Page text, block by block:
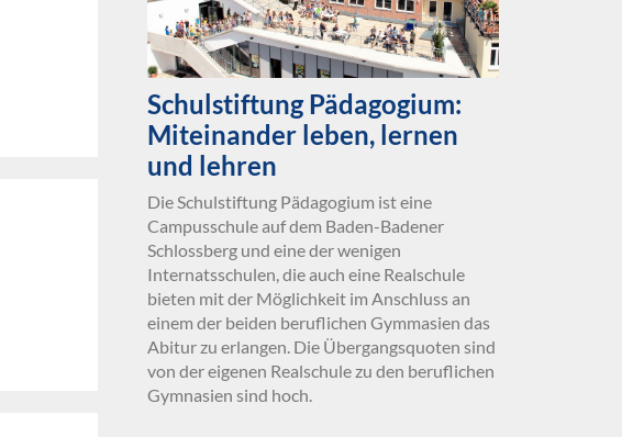
Schulstiftung Pädagogium:
Miteinander leben, lernen
und lehren
Die Schulstiftung Pädagogium ist eine
Campusschule auf dem Baden-Badener
Schlossberg und eine der wenigen
Internatsschulen, die auch eine Realschule
bieten mit der Möglichkeit im Anschluss an
einem der beiden beruflichen Gymmasien das
Abitur zu erlangen. Die Übergangsquoten sind
von der eigenen Realschule zu den beruflichen
Gymnasien sind hoch.